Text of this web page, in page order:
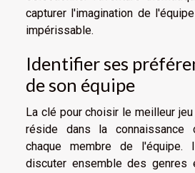
capturer l'imagination de
impérissable.
Identifier ses
de son équipe
La clé pour choisir le meilleur
réside dans la connaissance
chaque membre de
discuter ensemble des genres